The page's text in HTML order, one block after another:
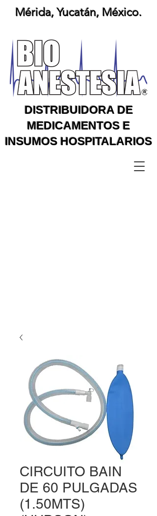
DISTRIBUIDORA DE
MEDICAMENTOS E
INSUMOS HOSPITALARIOS
Mérida, Yucatán, México.
CIRCUITO BAIN
DE 60 PULGADAS
(1.50MTS)